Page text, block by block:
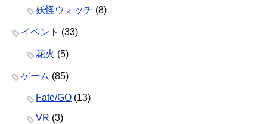
妖怪ウォッチ (8)
イベント (33)
花火 (5)
ゲーム (85)
Fate/GO (13)
VR (3)